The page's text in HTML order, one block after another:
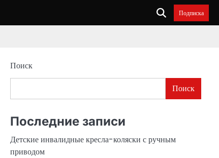
Подписка
Поиск
Поиск
Последние записи
Детские инвалидные кресла-коляски с ручным
приводом